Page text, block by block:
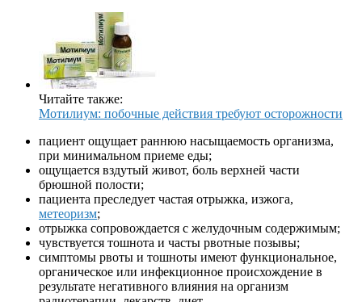
Читайте также:
Мотилиум: побочные действия требуют осторожности
пациент ощущает раннюю насыщаемость организма,
при минимальном приеме еды;
ощущается вздутый живот, боль верхней части
брюшной полости;
пациента преследует частая отрыжка, изжога,
метеоризм;
отрыжка сопровождается с желудочным содержимым;
чувствуется тошнота и часты рвотные позывы;
симптомы рвоты и тошноты имеют функциональное,
органическое или инфекционное происхождение в
результате негативного влияния на организм